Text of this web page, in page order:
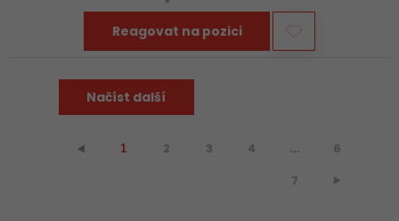
Reagovat na pozici
Načíst další
⯇ 1 2 3 4 ... 6
7 ⯈